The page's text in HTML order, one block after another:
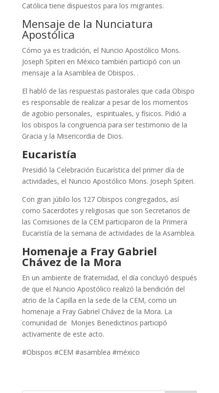
Católica tiene dispuestos para los migrantes.
Mensaje de la Nunciatura
Apostólica
Cómo ya es tradición, el Nuncio Apostólico Mons.
Joseph Spiteri en México también participó con un
mensaje a la Asamblea de Obispos. .
El habló de las respuestas pastorales que cada Obispo
es responsable de realizar a pesar de los momentos
de agobio personales, espirituales, y físicos. Pidió a
los obispos la congruencia para ser testimonio de la
Gracia y la Misericordia de Dios.
Eucaristía
Presidió la Celebración Eucarística del primer día de
actividades, el Nuncio Apostólico Mons. Joseph Spiteri.
Con gran júbilo los 127 Obispos congregados, así
como Sacerdotes y religiosas que son Secretarios de
las Comisiones de la CEM participaron de la Primera
Eucaristía de la semana de actividades de la Asamblea.
Homenaje a Fray Gabriel
Chávez de la Mora
En un ambiente de fraternidad, el día concluyó después
de que el Nuncio Apostólico realizó la bendición del
atrio de la Capilla en la sede de la CEM, como un
homenaje a Fray Gabriel Chávez de la Mora. La
comunidad de Monjes Benedictinos participó
activamente de este acto.
#Obispos #CEM #asamblea #méxico